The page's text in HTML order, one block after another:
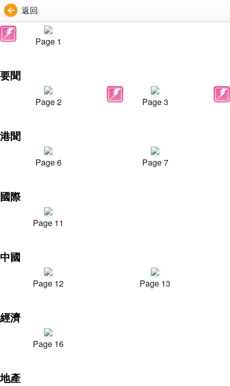
返回
Page 1
要聞
Page 2 Page 3
港聞
Page 6 Page 7
國際
Page 11
中國
Page 12 Page 13
經濟
Page 16
地產